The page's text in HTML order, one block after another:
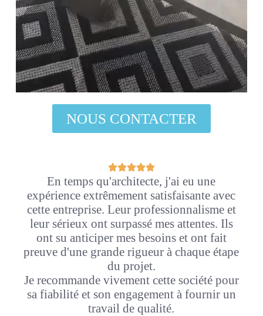
NOUS CONTACTER
En temps qu'architecte, j'ai eu une
expérience extrêmement satisfaisante avec
cette entreprise. Leur professionnalisme et
leur sérieux ont surpassé mes attentes. Ils
ont su anticiper mes besoins et ont fait
preuve d'une grande rigueur à chaque étape
du projet.
Je recommande vivement cette société pour
sa fiabilité et son engagement à fournir un
travail de qualité.